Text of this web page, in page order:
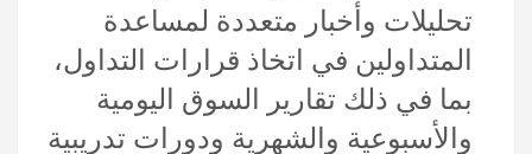
تحليلات وأخبار متعددة لمساعدة
المتداولين في اتخاذ قرارات التداول،
بما في ذلك تقارير السوق اليومية
والأسبوعية والشهرية ودورات تدريبية